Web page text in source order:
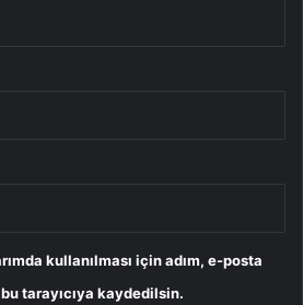
kullanılması için adım, e-posta
tarayıcıya kaydedilsin.